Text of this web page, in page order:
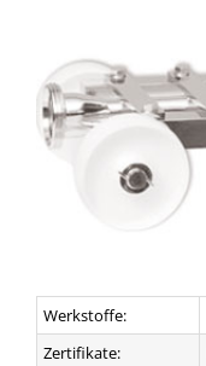
Werkstoffe:
Zertifikate: